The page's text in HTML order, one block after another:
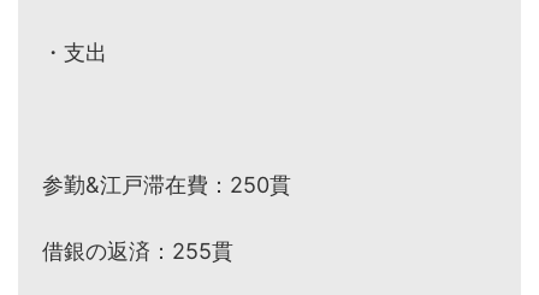
・支出
参勤&江戸滞在費：250貫
借銀の返済：255貫